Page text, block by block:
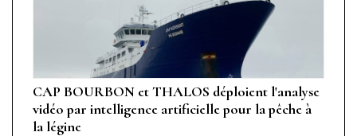
CAP BOURBON et THALOS déploient l'analyse
vidéo par intelligence artificielle pour la pêche à
la légine